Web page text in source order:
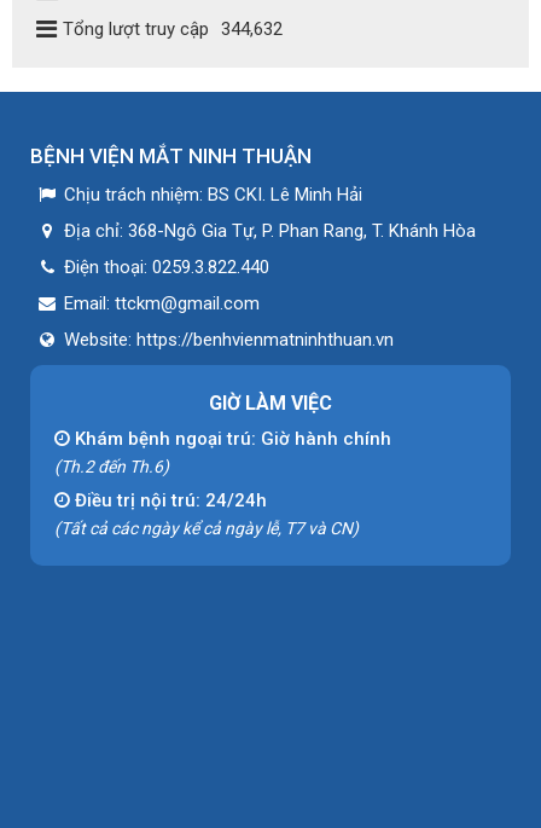
Tổng lượt truy cập
344,632
BỆNH VIỆN MẮT NINH THUẬN
Chịu trách nhiệm: BS CKI. Lê Minh Hải
Địa chỉ: 368-Ngô Gia Tự, P. Phan Rang, T. Khánh Hòa
Điện thoại: 0259.3.822.440
Email: ttckm@gmail.com
Website: https://benhvienmatninhthuan.vn
GIỜ LÀM VIỆC
Khám bệnh ngoại trú: Giờ hành chính
(Th.2 đến Th.6)
Điều trị nội trú: 24/24h
(Tất cả các ngày kể cả ngày lễ, T7 và CN)